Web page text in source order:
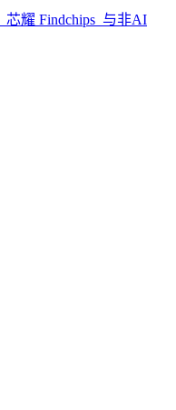
芯耀 Findchips 与非AI